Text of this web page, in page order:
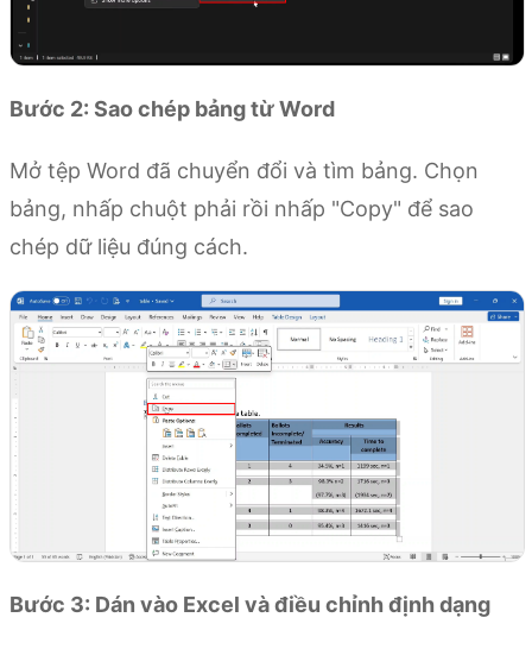
Bước 2: Sao chép bảng từ Word
Mở tệp Word đã chuyển đổi và tìm bảng. Chọn
bảng, nhấp chuột phải rồi nhấp "Copy" để sao
chép dữ liệu đúng cách.
Bước 3: Dán vào Excel và điều chỉnh định dạng